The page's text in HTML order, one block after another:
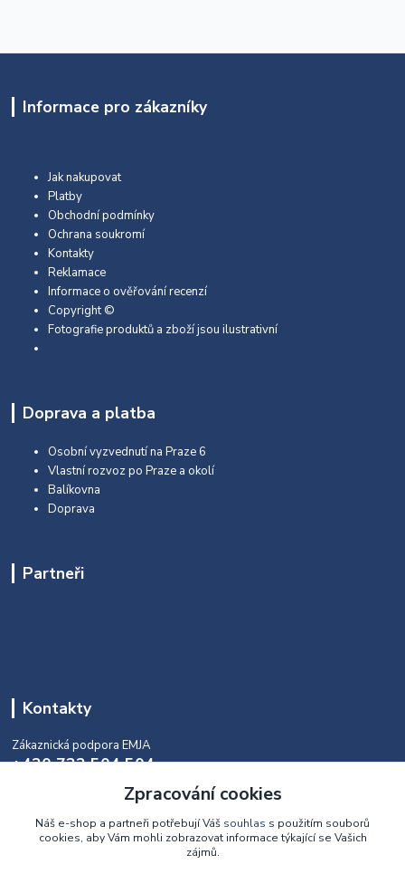
Informace pro zákazníky
Jak nakupovat
Platby
Obchodní podmínky
Ochrana soukromí
Kontakty
Reklamace
Informace o ověřování recenzí
Copyright ©
Fotografie produktů a zboží jsou ilustrativní
Doprava a platba
Osobní vyzvednutí na Praze 6
Vlastní rozvoz po Praze a okolí
Balíkovna
Doprava
Partneři
Kontakty
Zákaznická podpora EMJA
+420 732 504 504
(během naší aktuální otevírací doby)
info@emja.cz
Zpracování cookies
Náš e-shop a partneři potřebují Váš souhlas s použitím souborů
cookies, aby Vám mohli zobrazovat informace týkající se Vašich
zájmů.